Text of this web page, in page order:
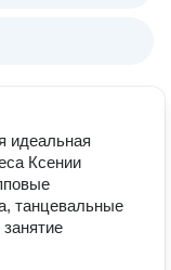
идеальная
Ксении
танцевальные